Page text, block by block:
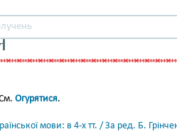
Огурятися.
мови: в 4-х тт. / За ред. Б.